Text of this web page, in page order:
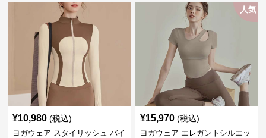
¥10,980 (税込)
ヨガウェア スタイリッシュ バイ
人気
¥15,970 (税込)
ヨガウェア エレガントシルエッ